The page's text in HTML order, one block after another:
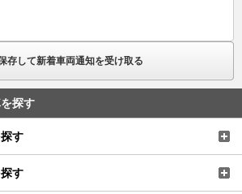
存して新着車両通知を受け取る
探す
す
す